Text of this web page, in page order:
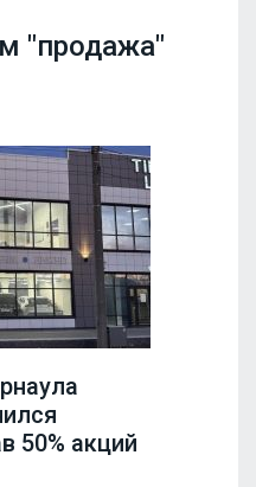
"продажа"
50% акций